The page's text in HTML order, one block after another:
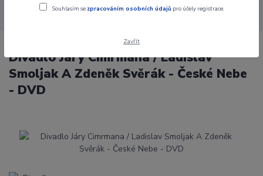
Alba DVD
Divadlo Járy Cimrmana / Ladislav Smoljak A
Divadlo Járy Cimrmana / Ladislav
Smoljak A Zdeněk Svěrák - České Nebe
- DVD
Souhlasím se zpracováním osobních údajů pro účely registrace.
Zavřít